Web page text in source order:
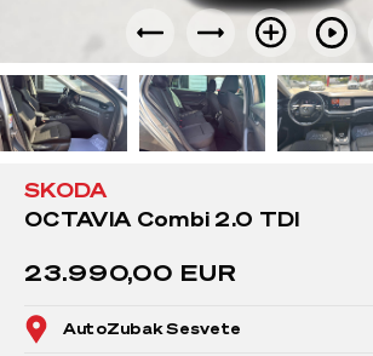
SKODA
OCTAVIA Combi 2.0 TDI
23.990,00 EUR
AutoZubak Sesvete